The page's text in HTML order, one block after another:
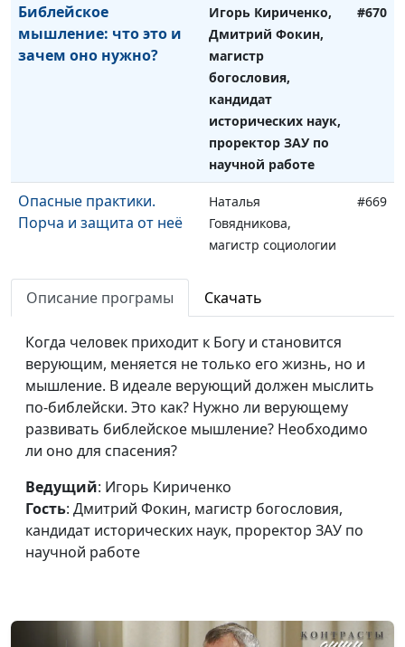
Библейское
мышление: что это и
зачем оно нужно?
Игорь Кириченко,
Дмитрий Фокин,
магистр
богословия,
кандидат
исторических наук,
проректор ЗАУ по
научной работе
#670
Опасные практики.
Порча и защита от неё
Наталья
Говядникова,
магистр социологии
#669
Опасные практики.
Наталья
магистр социологии
и социальных наук
Опасные практики.
Карты таро. Чего стоит
«невинное»
Наталья
Говядникова,
Опасные практики.
Гомеопатия. Наука или
магия?
Наталья
Говядникова,
Говядникова,
Описание програмы Скачать
Когда человек приходит к Богу и становится
верующим, меняется не только его жизнь, но и
мышление. В идеале верующий должен мыслить
по-библейски. Это как? Нужно ли верующему
развивать библейское мышление? Необходимо
ли оно для спасения?
Ведущий: Игорь Кириченко
Гость: Дмитрий Фокин, магистр богословия,
кандидат исторических наук, проректор ЗАУ по
научной работе